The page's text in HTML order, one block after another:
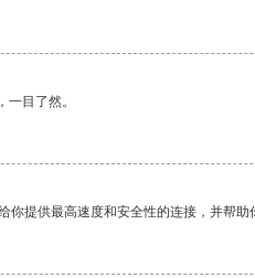
目了然。
你提供最高速度和安全性的连接，并帮助